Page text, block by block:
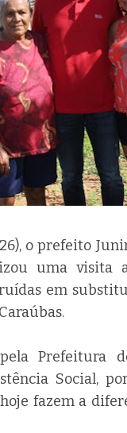
o prefeito
uma visita
em
Prefeitura
Social,
fazem a